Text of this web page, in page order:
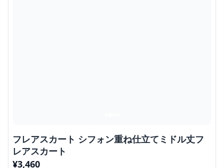
フレアスカート シフォン重ね仕立てミドル丈フ
レアスカート
¥3,460